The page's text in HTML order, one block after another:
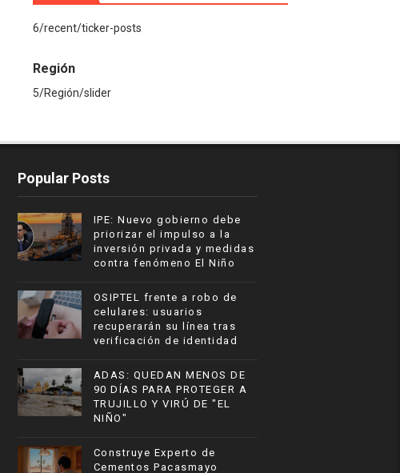
6/recent/ticker-posts
Región
5/Región/slider
Popular Posts
IPE: Nuevo gobierno debe
priorizar el impulso a la
inversión privada y medidas
contra fenómeno El Niño
OSIPTEL frente a robo de
celulares: usuarios
recuperarán su línea tras
verificación de identidad
ADAS: QUEDAN MENOS DE
90 DÍAS PARA PROTEGER A
TRUJILLO Y VIRÚ DE "EL
NIÑO"
Construye Experto de
Cementos Pacasmayo